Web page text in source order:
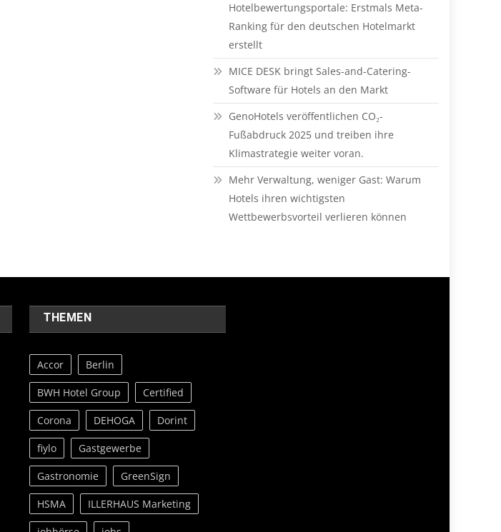
Hotelbewertungsportale: Erstmals Meta-
Ranking für den deutschen Hotelmarkt
erstellt
MICE DESK bringt Sales-and-Catering-
Software für Hotels an den Markt
GenoHotels veröffentlichen CO₂-
Fußabdruck 2025 und treiben ihre
Klimastrategie weiter voran.
Mehr Verwaltung, weniger Gast: Warum
Hotels ihren wichtigsten
Wettbewerbsvorteil verlieren können
THEMEN
Accor Berlin
BWH Hotel Group Certified
Corona DEHOGA Dorint
fiylo Gastgewerbe
Gastronomie GreenSign
HSMA ILLERHAUS Marketing